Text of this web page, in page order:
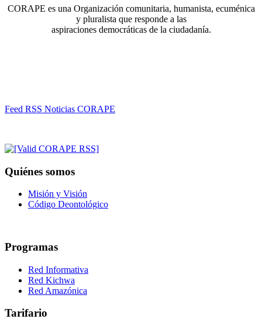
CORAPE es una Organización comunitaria, humanista, ecuménica
y pluralista que responde a las
aspiraciones democráticas de la ciudadanía.
Feed RSS Noticias CORAPE
Quiénes somos
Misión y Visión
Código Deontológico
Programas
Red Informativa
Red Kichwa
Red Amazónica
Tarifario